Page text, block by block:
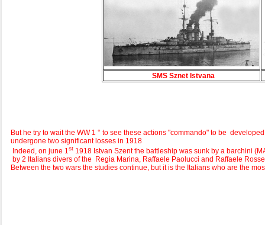
SMS Sznet Istvana
But he try to wait the WW 1 ° to see these actions "commando" to be
undergone two significant losses in 1918
Indeed, on june 1st 1918 Istvan Szent the battleship was sunk by a barchini
by 2 Italians divers of the Regia Marina, Raffaele Paolucci and Raffaele
Between the two wars the studies continue, but it is the Italians who are the